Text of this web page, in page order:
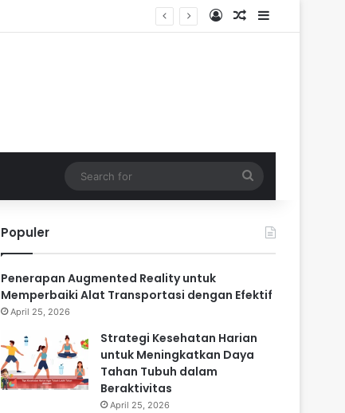
Log InRandom Article
Sidebar
for
Populer
Penerapan Augmented Reality untuk
Memperbaiki Alat Transportasi dengan Efektif
April 25, 2026
Strategi Kesehatan Harian
untuk Meningkatkan Daya
Tahan Tubuh dalam
Beraktivitas
April 25, 2026